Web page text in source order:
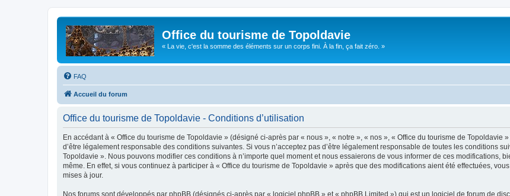
Office du tourisme de Topoldavie
« La vie, c'est la somme des éléments sur un corps fini. À la fin, ça fait zéro. »
FAQ
Accueil du forum
Office du tourisme de Topoldavie - Conditions d’utilisation
En accédant à « Office du tourisme de Topoldavie » (désigné ci-après par « nous », « notre », « nos », « Office du tourisme de Topoldavie
d’être légalement responsable des conditions suivantes. Si vous n’acceptez pas d’être légalement responsable de toutes les conditions
Topoldavie ». Nous pouvons modifier ces conditions à n’importe quel moment et nous essaierons de vous informer de ces modifications,
même. En effet, si vous continuez à participer à « Office du tourisme de Topoldavie » après que des modifications aient été effectuées,
mises à jour.
Nos forums sont développés par phpBB (désignés ci-après par « logiciel phpBB » et « phpBB Limited ») qui est un logiciel de forum de